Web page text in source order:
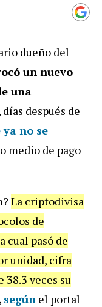
dueño del
un nuevo
una
días después de
no se
medio de pago
La criptodivisa
de
cual pasó de
unidad, cifra
veces su
, según el portal